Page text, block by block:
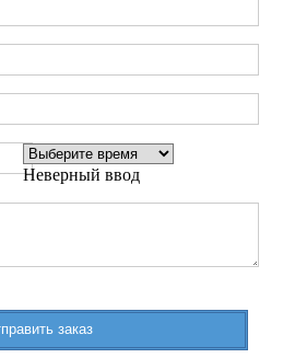
Неверный ввод
заказ